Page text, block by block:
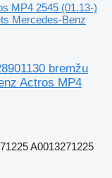
MP4 2545 (01.13-)
Mercedes-Benz
bremžu
Actros MP4
A0013271225